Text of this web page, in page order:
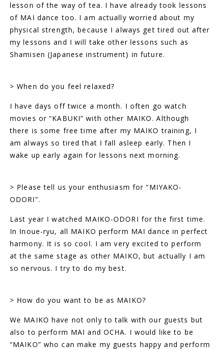
lesson of the way of tea. I have already took lessons
of MAI dance too. I am actually worried about my
physical strength, because I always get tired out after
my lessons and I will take other lessons such as
Shamisen (Japanese instrument) in future.
> When do you feel relaxed?
I have days off twice a month. I often go watch
movies or “KABUKI” with other MAIKO. Although
there is some free time after my MAIKO training, I
am always so tired that I fall asleep early. Then I
wake up early again for lessons next morning.
> Please tell us your enthusiasm for “MIYAKO-
ODORI”.
Last year I watched MAIKO-ODORI for the first time.
In Inoue-ryu, all MAIKO perform MAI dance in perfect
harmony. It is so cool. I am very excited to perform
at the same stage as other MAIKO, but actually I am
so nervous. I try to do my best.
> How do you want to be as MAIKO?
We MAIKO have not only to talk with our guests but
also to perform MAI and OCHA. I would like to be
“MAIKO” who can make my guests happy and perform